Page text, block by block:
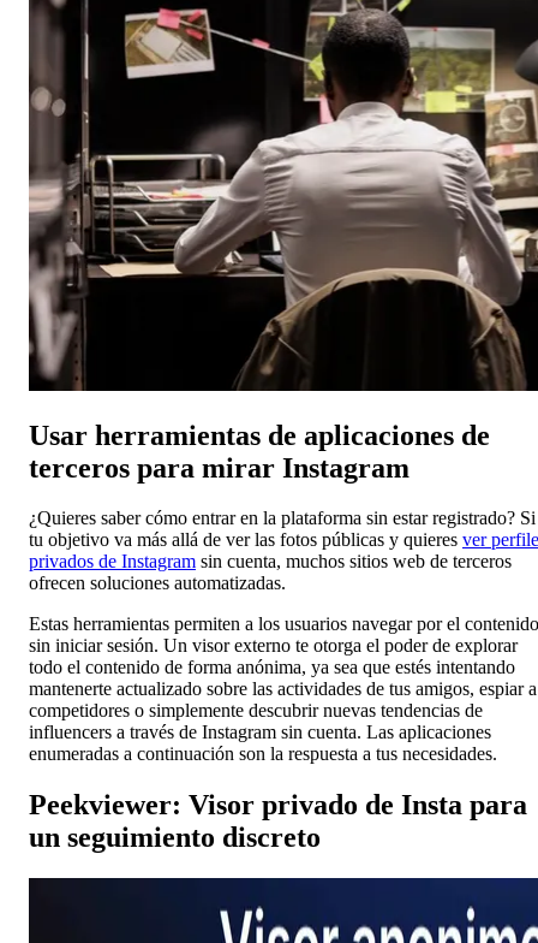
Usar herramientas de aplicaciones de
terceros para mirar Instagram
¿Quieres saber cómo entrar en la plataforma sin estar registrado? Si
tu objetivo va más allá de ver las fotos públicas y quieres ver
privados de Instagram sin cuenta, muchos sitios web de terceros
ofrecen soluciones automatizadas.
Estas herramientas permiten a los usuarios navegar por el contenido
sin iniciar sesión. Un visor externo te otorga el poder de explorar
todo el contenido de forma anónima, ya sea que estés intentando
mantenerte actualizado sobre las actividades de tus amigos, espiar a
competidores o simplemente descubrir nuevas tendencias de
influencers a través de Instagram sin cuenta. Las aplicaciones
enumeradas a continuación son la respuesta a tus necesidades.
Peekviewer: Visor privado de Insta para
un seguimiento discreto